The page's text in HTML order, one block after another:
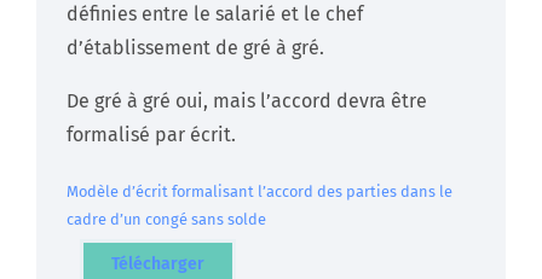
définies entre le salarié et le chef
d’établissement de gré à gré.
De gré à gré oui, mais l’accord devra être
formalisé par écrit.
Modèle d’écrit formalisant l’accord des parties dans le
cadre d’un congé sans solde
Télécharger